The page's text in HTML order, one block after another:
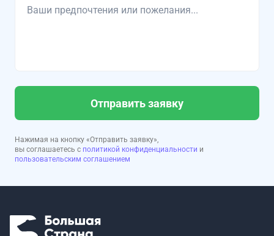
Отправить заявку
Нажимая на кнопку «Отправить заявку»,
вы соглашаетесь с политикой конфиденциальности и
пользовательским соглашением